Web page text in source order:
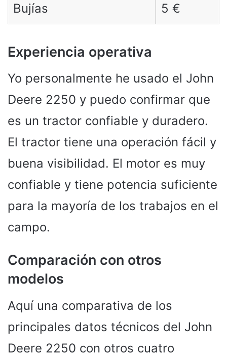
Bujías 5 €
Experiencia operativa
Yo personalmente he usado el John
Deere 2250 y puedo confirmar que
es un tractor confiable y duradero.
El tractor tiene una operación fácil y
buena visibilidad. El motor es muy
confiable y tiene potencia suficiente
para la mayoría de los trabajos en el
campo.
Comparación con otros
modelos
Aquí una comparativa de los
principales datos técnicos del John
Deere 2250 con otros cuatro